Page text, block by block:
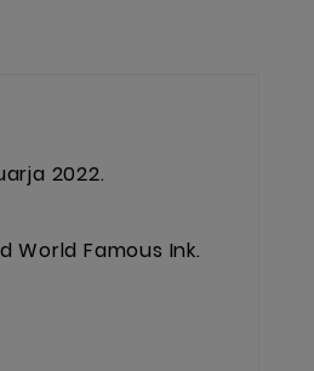
2022.
World Famous Ink.